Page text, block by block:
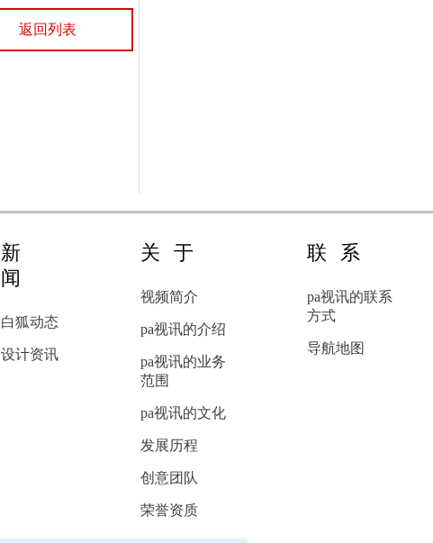
返回列表
新
闻
白狐动态
设计资讯
关于
视频简介
pa视讯的介绍
pa视讯的业务
范围
pa视讯的文化
发展历程
创意团队
荣誉资质
联系
pa视讯的联系
方式
导航地图